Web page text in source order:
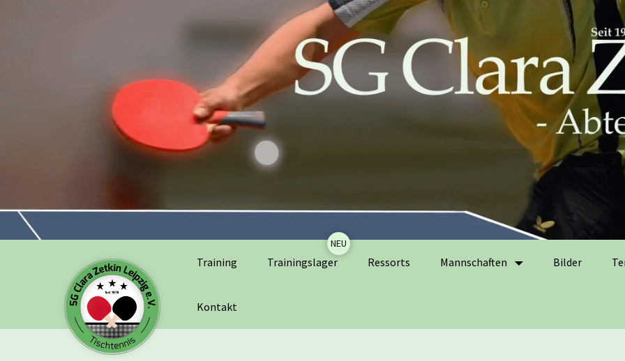
Inhalt
Training Trainingslager Ressorts Mannschaften Bilder
Kontakt